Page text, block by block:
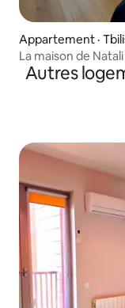
Appartement ·
La maison de Natali
Autres